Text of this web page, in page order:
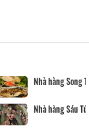
Nhà hàng Song Thảo
Nhà hàng Sáu Tú